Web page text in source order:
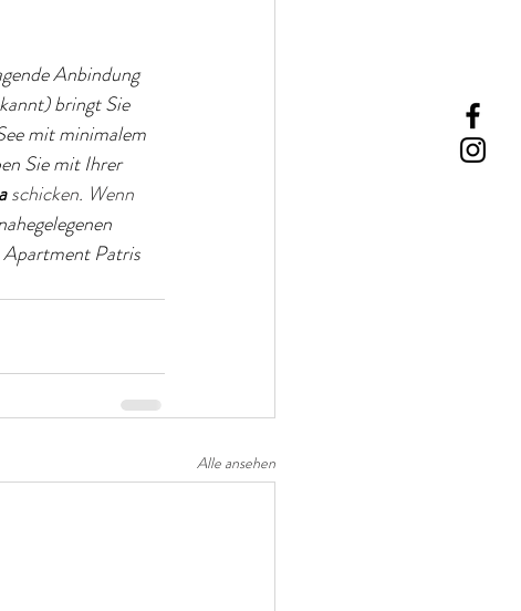
Anbindung
bringt Sie
mit minimalem
Sie mit Ihrer
schicken. Wenn
Patris
Alle ansehen